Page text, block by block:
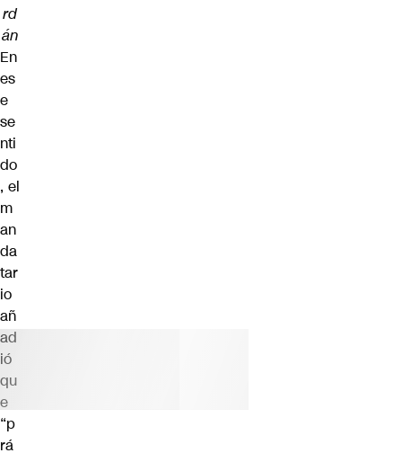
rd
án
En
es
e
se
nti
do
, el
m
an
da
tar
io
añ
ad
ió
qu
e
“p
rá